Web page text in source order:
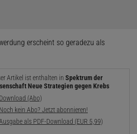
erscheint so geradezu als
Artikel ist enthalten in Spektrum der
Neue Strategien gegen Krebs
Download (Abo)
Noch kein Abo? Jetzt abonnieren!
Ausgabe als PDF-Download (EUR 5,99)